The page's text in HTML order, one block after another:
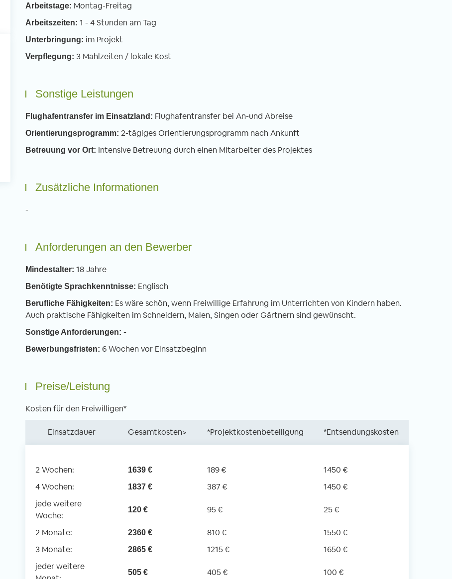
jeweils einem Freiwilligen.
Arbeitstage: Montag-Freitag
Arbeitszeiten: 1 - 4 Stunden am Tag
Unterbringung: im Projekt
Verpflegung: 3 Mahlzeiten / lokale Kost
Sonstige Leistungen
Flughafentransfer im Einsatzland: Flughafentransfer bei An-und Abreise
Orientierungsprogramm: 2-tägiges Orientierungsprogramm nach Ankunft
Betreuung vor Ort: Intensive Betreuung durch einen Mitarbeiter des Projektes
Zusätzliche Informationen
-
Anforderungen an den Bewerber
Mindestalter: 18 Jahre
Benötigte Sprachkenntnisse: Englisch
Berufliche Fähigkeiten: Es wäre schön, wenn Freiwillige Erfahrung im Unterrichten von Kindern haben.
Auch praktische Fähigkeiten im Schneidern, Malen, Singen oder Gärtnern sind gewünscht.
Sonstige Anforderungen: -
Bewerbungsfristen: 6 Wochen vor Einsatzbeginn
Preise/Leistung
Kosten für den Freiwilligen*
Einsatzdauer Gesamtkosten> *Projektkostenbeteiligung *Entsendungskosten
2 Wochen: 1639 € 189 €
1450 €
4 Wochen:
1837 € 387 €
1450 €
jede weitere
Woche:
120 € 95 € 25 €
2 Monate: 2360 € 810 €
1550 €
3 Monate:
2865 € 1215 €
1650 €
jeder weitere
505 € 405 € 100 €